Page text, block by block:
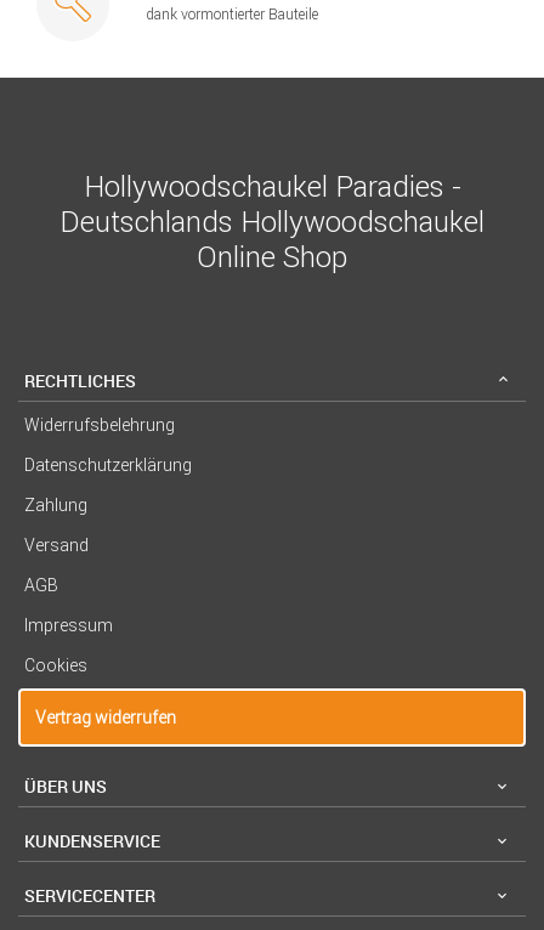
dank vormontierter Bauteile
Hollywoodschaukel Paradies -
Deutschlands Hollywoodschaukel
Online Shop
RECHTLICHES
Widerrufsbelehrung
Datenschutzerklärung
Zahlung
Versand
AGB
Impressum
Cookies
Vertrag widerrufen
ÜBER UNS
KUNDENSERVICE
SERVICECENTER